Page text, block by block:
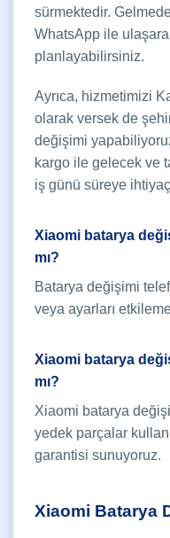
sürmektedir.
WhatsApp ile
planlayabilirsiniz.
Ayrıca, hizmetimizi
olarak versek de
değişimi
kargo ile gelecek ve
iş günü süreye
Xiaomi batarya
mı?
Batarya değişimi
veya ayarları
Xiaomi batarya
mı?
Xiaomi batarya
yedek parçalar
garantisi sunuyoruz.
Xiaomi Batarya